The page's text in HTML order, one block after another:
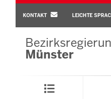
SPRACHEN
KONTAKT LEICHTE
Münster